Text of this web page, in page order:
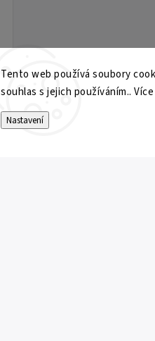
Tento web používá soubory
souhlas s jejich používáním..
Nastavení